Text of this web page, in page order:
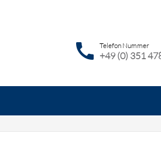
call Telefon Nummer
+49 (0) 351